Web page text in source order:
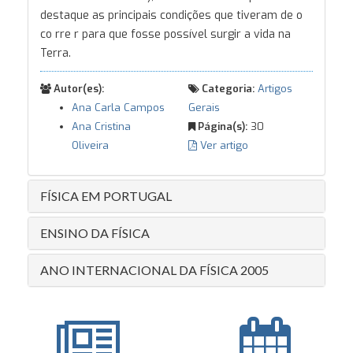
destaque as principais condições que tiveram de o
co rre r para que fosse possível surgir a vida na
Terra.
Autor(es):
Ana Carla Campos
Ana Cristina
Oliveira
Categoria: Artigos
Gerais
Página(s): 30
Ver artigo
FÍSICA EM PORTUGAL
ENSINO DA FÍSICA
ANO INTERNACIONAL DA FÍSICA 2005